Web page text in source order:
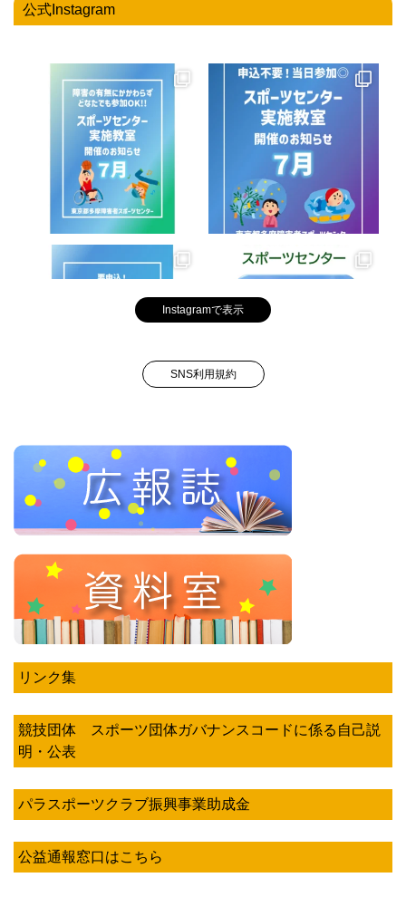
公式Instagram
Instagramで表示
SNS利用規約
リンク集
競技団体 スポーツ団体ガバナンスコードに係る自己説
明・公表
パラスポーツクラブ振興事業助成金
公益通報窓口はこちら